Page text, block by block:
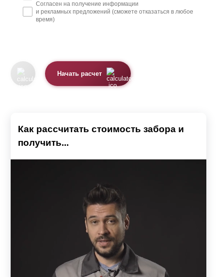
Согласен на получение информации
и рекламных предложений (сможете отказаться в любое
время)
Начать расчет
Как рассчитать стоимость забора и
получить...